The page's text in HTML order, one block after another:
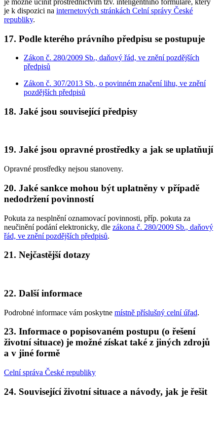
je k dispozici na internetových stránkách Celní správy České
republiky.
17. Podle kterého právního předpisu se postupuje
Zákon č. 280/2009 Sb., daňový řád, ve znění pozdějších
předpisů
Zákon č. 307/2013 Sb., o povinném značení lihu, ve znění
pozdějších předpisů
18. Jaké jsou související předpisy
19. Jaké jsou opravné prostředky a jak se uplatňují
Opravné prostředky nejsou stanoveny.
20. Jaké sankce mohou být uplatněny v případě
nedodržení povinností
Pokuta za nesplnění oznamovací povinnosti, příp. pokuta za
neučinění podání elektronicky, dle zákona č. 280/2009 Sb., daňový
řád, ve znění pozdějších předpisů.
21. Nejčastější dotazy
22. Další informace
Podrobné informace vám poskytne místně příslušný celní úřad.
23. Informace o popisovaném postupu (o řešení
životní situace) je možné získat také z jiných zdrojů
a v jiné formě
Celní správa České republiky
24. Související životní situace a návody, jak je řešit